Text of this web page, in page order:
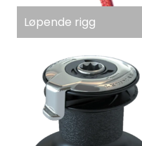
Løpende rigg